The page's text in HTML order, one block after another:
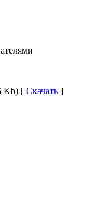
Kb) [ Скачать ]